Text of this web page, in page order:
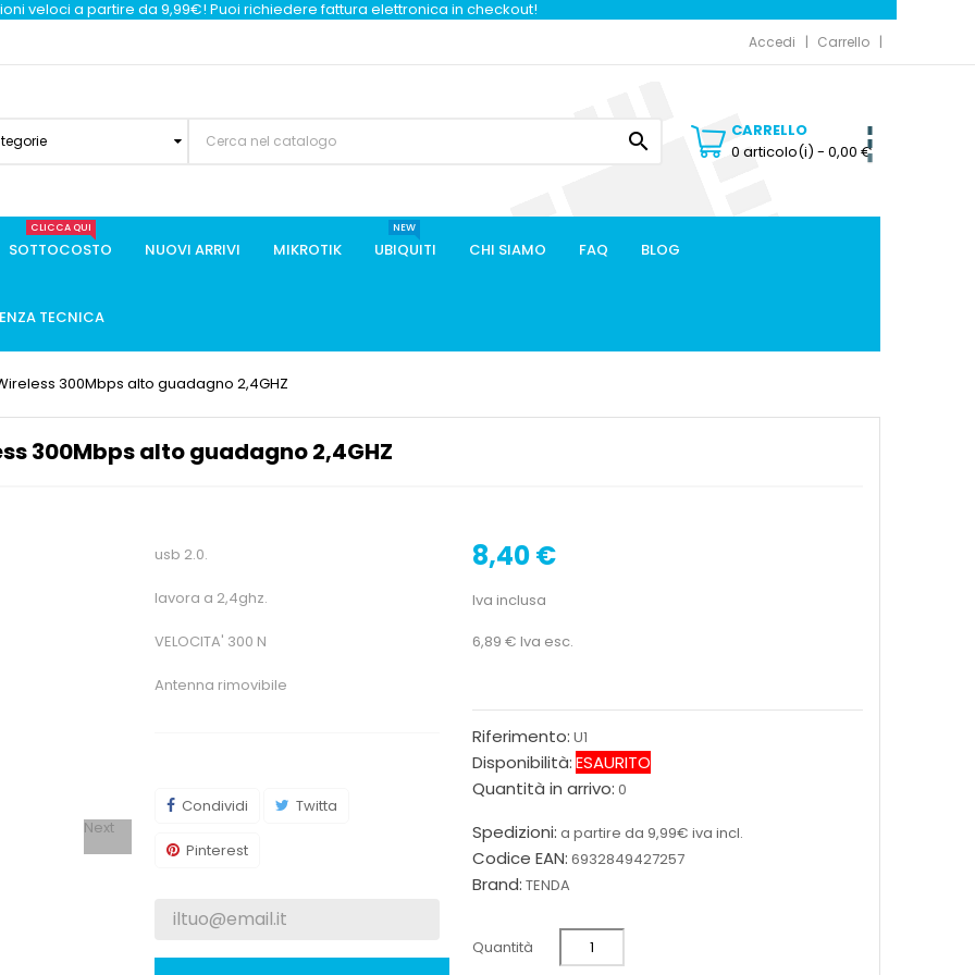
veloci a partire da 9,99€! Puoi richiedere fattura elettronica in checkout!
Accedi Carrello

CARRELLO
0 articolo(i) - 0,00 €
SOTTOCOSTO
CLICCA QUI
NUOVI ARRIVI MIKROTIK UBIQUITI
NEW
CHI SIAMO FAQ BLOG
TECNICA
300Mbps alto guadagno 2,4GHZ
300Mbps alto guadagno 2,4GHZ
Next
8,40 €
Iva inclusa
6,89 € Iva esc.
Riferimento: U1
Disponibilità:ESAURITO
Quantità in arrivo: 0
Spedizioni: a partire da 9,99€ iva incl.
Codice EAN: 6932849427257
Brand: TENDA
Quantità
usb 2.0.
lavora a 2,4ghz.
VELOCITA' 300 N
Antenna rimovibile
Condividi Twitta
Pinterest